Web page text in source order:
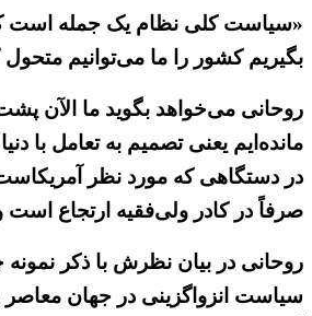
«سیاست کلی نظام یک جمله است
بگیریم کشور را ما می‌توانیم متحول
روحانی می‌خواهد بگوید ما الآن
مانده‌ایم یعنی تصمیم به تعامل با
در دستگاهی که مورد نظر
صرفاً در کادر ولی‌فقیه ارتجاع است و
روحانی در بیان نظرش با ذکر نمونه
سیاست انزواگزینی در جهان معاصر